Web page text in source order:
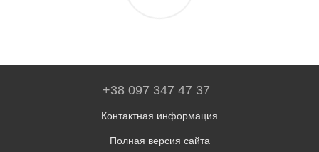
+38 097 347 47 37
Контактная информация
Полная версия сайта